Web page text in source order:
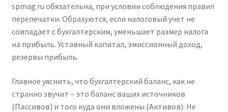
spmag.ru обязательна, при условии соблюдения правил
перепечатки. Образуются, если налоговый учет не
совпадает с бухгалтерским, уменьшает размер налога
на прибыль. Уставный капитал, эмиссионный доход,
резервы прибыль.
Главное уяснить, что бухгалтерский баланс, как не
странно звучит – это баланс ваших источников
(Пассивов) и того куда они вложены (Активов). Не